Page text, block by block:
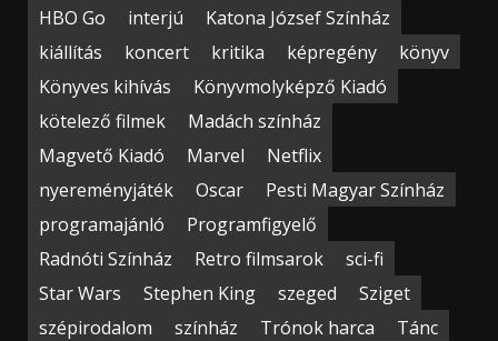
HBO Go
interjú
Katona József Színház
kiállítás
koncert kritika képregény
könyv
Könyves kihívás
Könyvmolyképző Kiadó
kötelező filmek
Madách színház
Magvető Kiadó
Marvel
Netflix
nyereményjáték
Oscar
Pesti Magyar Színház
programajánló
Programfigyelő
Radnóti Színház
Retro filmsarok
sci-fi
Star Wars
Stephen King szeged
Sziget
szépirodalom
színház Trónok harca
Tánc